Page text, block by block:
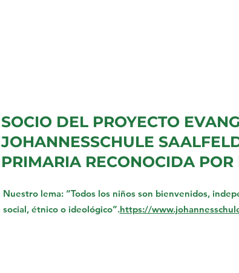
SOCIO DEL PROYECTO
JOHANNESSCHULE
PRIMARIA RECONOCIDA POR
Nuestro lema: “Todos los niños son bienvenidos,
social, étnico o ideológico”.https://